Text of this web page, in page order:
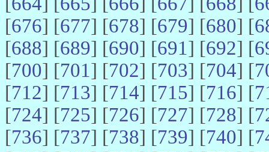
[676] [677] [678] [679] [680] [
[688] [689] [690] [691] [692] [
[700] [701] [702] [703] [704] [
[712] [713] [714] [715] [716] [
[724] [725] [726] [727] [728] [
[736] [737] [738] [739] [740] [